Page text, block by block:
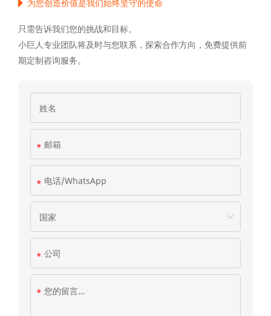
为您创造价值是我们始终坚守的使命
只需告诉我们您的挑战和目标。
小巨人专业团队将及时与您联系，探索合作方向，免费提供前
期定制咨询服务。
Privacy Policy|lmprint|Cookie Settings
Accepet All >> Deny